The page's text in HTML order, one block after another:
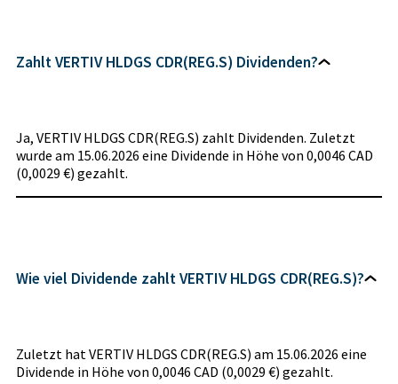
Zahlt VERTIV HLDGS CDR(REG.S) Dividenden?
Ja, VERTIV HLDGS CDR(REG.S) zahlt Dividenden. Zuletzt
wurde am 15.06.2026 eine Dividende in Höhe von 0,0046 CAD
(0,0029 €) gezahlt.
Wie viel Dividende zahlt VERTIV HLDGS CDR(REG.S)?
Zuletzt hat VERTIV HLDGS CDR(REG.S) am 15.06.2026 eine
Dividende in Höhe von 0,0046 CAD (0,0029 €) gezahlt.